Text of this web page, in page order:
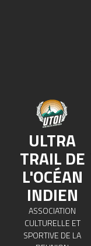
ULTRA
TRAIL DE
L'OCÉAN
INDIEN
ASSOCIATION
CULTURELLE ET
SPORTIVE DE LA